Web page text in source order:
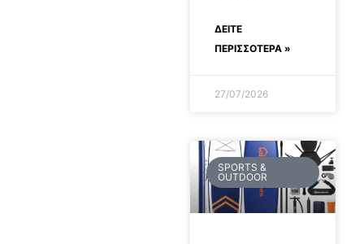
ΔΕΊΤΕ
ΠΕΡΙΣΣΟΤΕΡΑ »
27/07/2026
SPORTS &
OUTDOOR